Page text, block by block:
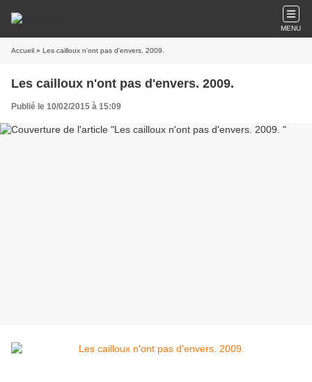
MENU
Accueil » Les cailloux n'ont pas d'envers. 2009.
Les cailloux n'ont pas d'envers. 2009.
Publié le 10/02/2015 à 15:09